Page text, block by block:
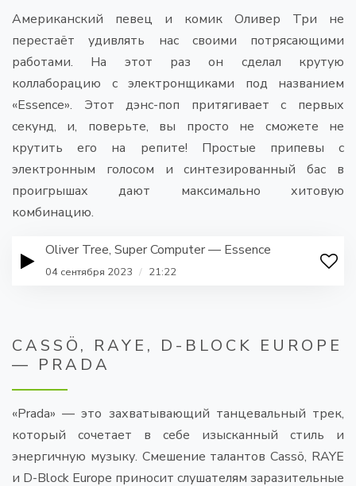
Американский певец и комик Оливер Три не
перестаёт удивлять нас своими потрясающими
работами. На этот раз он сделал крутую
коллаборацию с электронщиками под названием
«Essence». Этот дэнс-поп притягивает с первых
секунд, и, поверьте, вы просто не сможете не
крутить его на репите! Простые припевы с
электронным голосом и синтезированный бас в
проигрышах дают максимально хитовую
комбинацию.
Oliver Tree, Super Computer — Essence
04 сентября 2023 / 21:22
CASSÖ, RAYE, D-BLOCK EUROPE
— PRADA
«Prada» — это захватывающий танцевальный трек,
который сочетает в себе изысканный стиль и
энергичную музыку. Смешение талантов Cassö, RAYE
и D-Block Europe приносит слушателям заразительные